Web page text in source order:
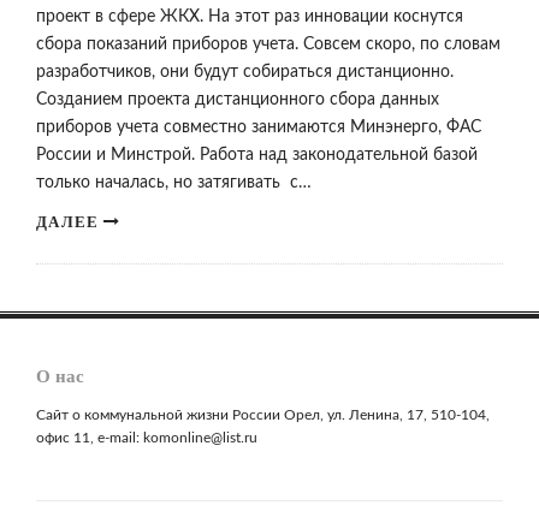
проект в сфере ЖКХ. На этот раз инновации коснутся
сбора показаний приборов учета. Совсем скоро, по словам
разработчиков, они будут собираться дистанционно.
Созданием проекта дистанционного сбора данных
приборов учета совместно занимаются Минэнерго, ФАС
России и Минстрой. Работа над законодательной базой
только началась, но затягивать с…
ДАЛЕЕ
О нас
Сайт о коммунальной жизни России Орел, ул. Ленина, 17, 510-104,
офис 11, e-mail: komonline@list.ru